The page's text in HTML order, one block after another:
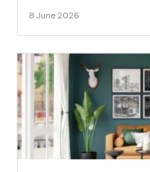
8 June 2026